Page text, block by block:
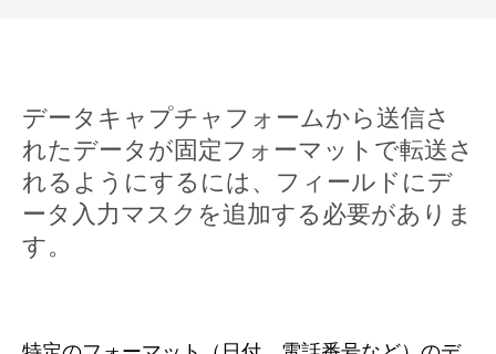
データキャプチャフォームから送信さ
れたデータが固定フォーマットで転送さ
れるようにするには、フィールドにデ
ータ入力マスクを追加する必要がありま
す。